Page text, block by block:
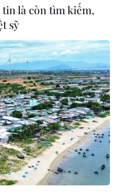
tượng tổ
quán
cao áp
là còn tìm kiếm,
sỹ